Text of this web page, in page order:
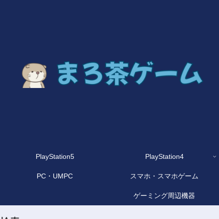
PlayStation5 PlayStation4
PC・UMPC スマホ・スマホゲーム
ゲーミング周辺機器